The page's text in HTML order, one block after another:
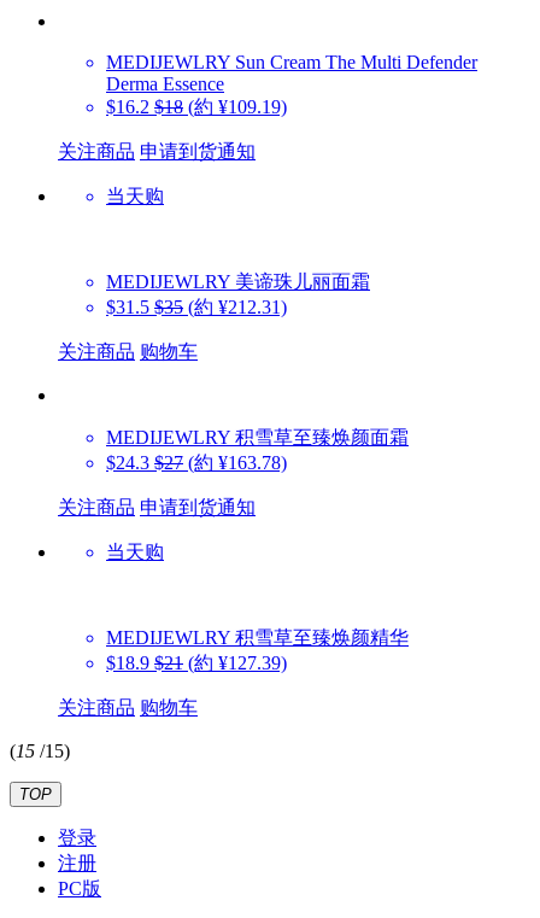
MEDIJEWLRY Sun Cream The Multi Defender
Derma Essence
$16.2 $18 (約 ¥109.19)
关注商品 申请到货通知
当天购
MEDIJEWLRY 美谛珠儿丽面霜
$31.5 $35 (約 ¥212.31)
关注商品 购物车
MEDIJEWLRY 积雪草至臻焕颜面霜
$24.3 $27 (約 ¥163.78)
关注商品 申请到货通知
当天购
MEDIJEWLRY 积雪草至臻焕颜精华
$18.9 $21 (約 ¥127.39)
关注商品 购物车
(15 /15)
TOP
登录
注册
PC版